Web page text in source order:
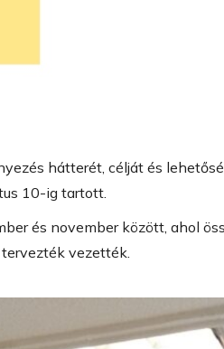
hátterét, célját és
10-ig tartott.
és november között, ahol
vezették.